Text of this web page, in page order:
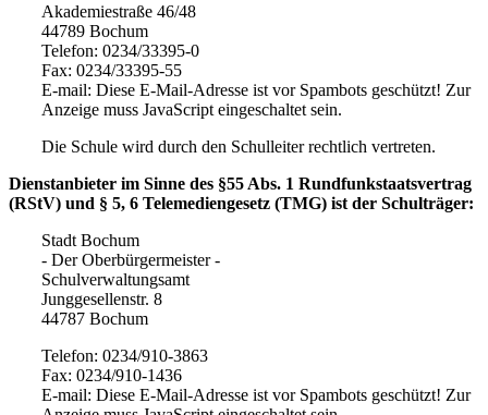
Akademiestraße 46/48
44789 Bochum
Telefon: 0234/33395-0
Fax: 0234/33395-55
E-mail: Diese E-Mail-Adresse ist vor Spambots geschützt! Zur
Anzeige muss JavaScript eingeschaltet sein.
Die Schule wird durch den Schulleiter rechtlich vertreten.
Dienstanbieter im Sinne des §55 Abs. 1 Rundfunkstaatsvertrag
(RStV) und § 5, 6 Telemediengesetz (TMG) ist der Schulträger:
Stadt Bochum
- Der Oberbürgermeister -
Schulverwaltungsamt
Junggesellenstr. 8
44787 Bochum
Telefon: 0234/910-3863
Fax: 0234/910-1436
E-mail: Diese E-Mail-Adresse ist vor Spambots geschützt! Zur